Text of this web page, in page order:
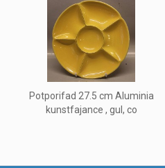
Potporifad 27.5 cm Aluminia
kunstfajance , gul, co